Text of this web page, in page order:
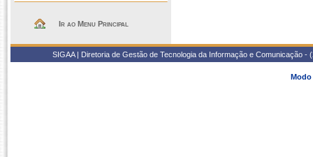
Ir ao Menu Principal
SIGAA | Diretoria de Gestão de Tecnologia da Informação e
Modo